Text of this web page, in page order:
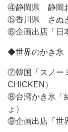
④静岡県 静岡
⑤香川県 さ
⑥企画出店「日
◆世界のかき氷
⑦韓国「スノー
CHICKEN）
⑧台湾かき氷「
ょ）
⑨企画出店「世